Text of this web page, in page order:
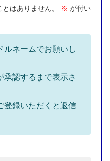
はありません。 ※ が付い
ルネームでお願いし
承認するまで表示さ
登録いただくと返信